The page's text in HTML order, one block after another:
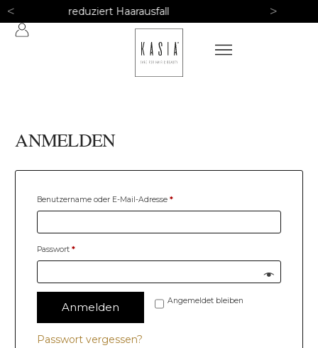
< Stärkeres und dichteres Haar >
ANMELDEN
Benutzername oder E-Mail-Adresse*
Passwort*
Angemeldet bleiben
Anmelden
Passwort vergessen?